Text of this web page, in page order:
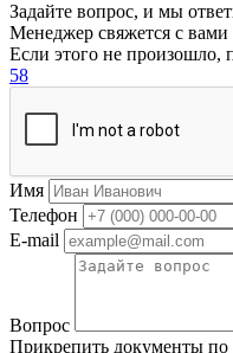
Задайте вопрос, и мы
Менеджер свяжется с вами
Если этого не произошло,
58
Имя
Телефон
E-mail
Вопрос
Прикрепить документы по